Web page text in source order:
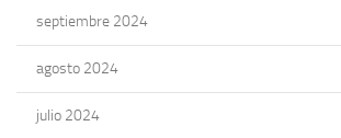
septiembre 2024
agosto 2024
julio 2024